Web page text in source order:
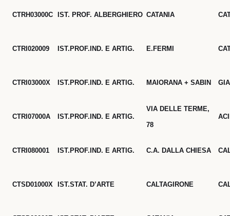
CTRH03000C IST. PROF. ALBERGHIERO CATANIA
CTRI020009 IST.PROF.IND. E ARTIG. E.FERMI
CTRI03000X IST.PROF.IND. E ARTIG. MAIORANA + SABIN
CTRI07000A IST.PROF.IND. E ARTIG.
VIA DELLE TERME,
78
CTRI080001 IST.PROF.IND. E ARTIG. C.A. DALLA CHIESA
CTSD01000X IST.STAT. D’ARTE CALTAGIRONE